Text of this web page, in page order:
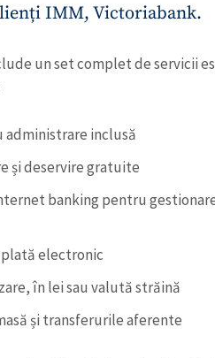
IMM, Victoriabank.
un set complet de servicii
administrare inclusă
și deservire gratuite
banking pentru
electronic
în lei sau valută străină
și transferurile aferente
+ Adaugă titlu
+ Încarcă imagine